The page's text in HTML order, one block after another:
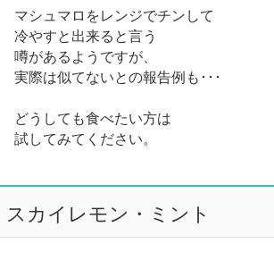
マシュマロをレンジでチンして
冷やすと出来ると言う
噂があるようですが、
実際は似てないとの報告例も･･･
どうしても食べたい方は
試してみてください。
スカイレモン・ミント